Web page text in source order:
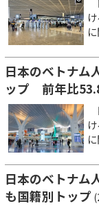
日本のベトナム
ップ 前年比
日本のベトナム
も国籍別トップ